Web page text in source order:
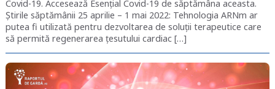
Covid-19. Accesează Esențial Covid-19 de săptămâna aceasta.
Știrile săptămânii 25 aprilie – 1 mai 2022: Tehnologia ARNm ar
putea fi utilizată pentru dezvoltarea de soluții terapeutice care
să permită regenerarea țesutului cardiac […]